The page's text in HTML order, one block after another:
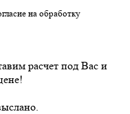
на обработку
расчет под Вас и